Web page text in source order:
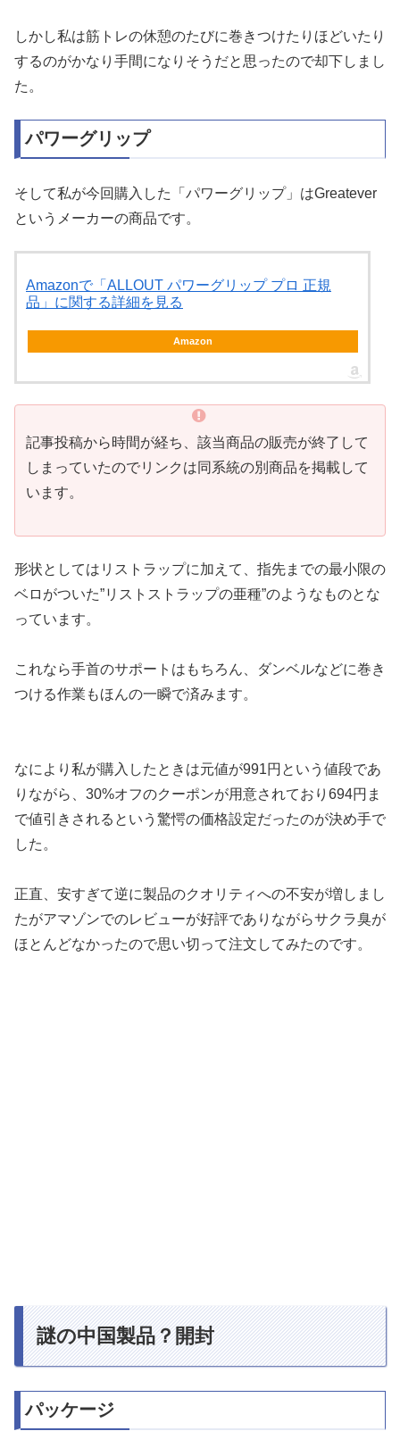
しかし私は筋トレの休憩のたびに巻きつけたりほどいたり
するのがかなり手間になりそうだと思ったので却下しまし
た。
パワーグリップ
そして私が今回購入した「パワーグリップ」はGreatever
というメーカーの商品です。
Amazonで「ALLOUT パワーグリップ プロ 正規
品」に関する詳細を見る
Amazon
記事投稿から時間が経ち、該当商品の販売が終了して
しまっていたのでリンクは同系統の別商品を掲載して
います。
形状としてはリストラップに加えて、指先までの最小限の
ベロがついた”リストストラップの亜種”のようなものとな
っています。
これなら手首のサポートはもちろん、ダンベルなどに巻き
つける作業もほんの一瞬で済みます。
なにより私が購入したときは元値が991円という値段であ
りながら、30%オフのクーポンが用意されており694円ま
で値引きされるという驚愕の価格設定だったのが決め手で
した。
正直、安すぎて逆に製品のクオリティへの不安が増しまし
たがアマゾンでのレビューが好評でありながらサクラ臭が
ほとんどなかったので思い切って注文してみたのです。
謎の中国製品？開封
パッケージ